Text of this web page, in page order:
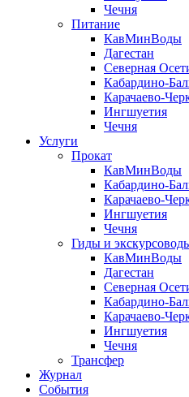
Чечня
Питание
КавМинВоды
Дагестан
Северная
Кабардино-
Карачаево-
Ингшуетия
Чечня
Услуги
Прокат
КавМинВоды
Кабардино-
Карачаево-
Ингшуетия
Чечня
Гиды и
КавМинВоды
Дагестан
Северная
Кабардино-
Карачаево-
Ингшуетия
Чечня
Трансфер
Журнал
События